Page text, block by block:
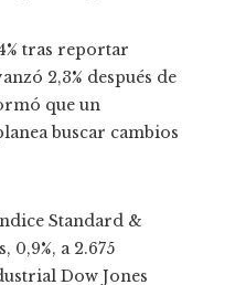
tras reportar
2,3% después de
que un
buscar cambios
Standard &
0,9%, a 2.675
Dow Jones